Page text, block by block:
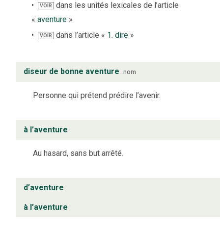
VOIR
dans les unités lexicales de l’article
« aventure »
VOIR dans l’article « 1. dire »
diseur de bonne aventure nom
Personne qui prétend prédire l’avenir.
à l’aventure
Au hasard, sans but arrêté.
d’aventure
à l’aventure